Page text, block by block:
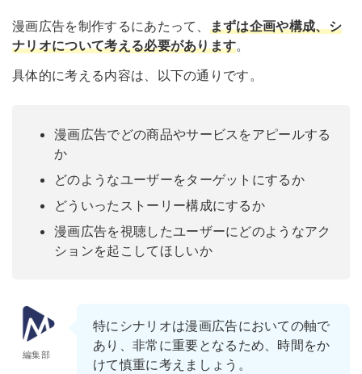
漫画広告を制作するにあたって、 まずは企画や構成、シ
ナリオについて考える必要があります。
具体的に考える内容は、以下の通りです。
漫画広告でどの商品やサービスをアピールする
か
どのようなユーザーをターゲットにするか
どういったストーリー構成にするか
漫画広告を視聴したユーザーにどのようなアク
ションを起こしてほしいか
編集部
特にシナリオは漫画広告においての軸で
あり、非常に重要となるため、時間をか
けて慎重に考えましょう。